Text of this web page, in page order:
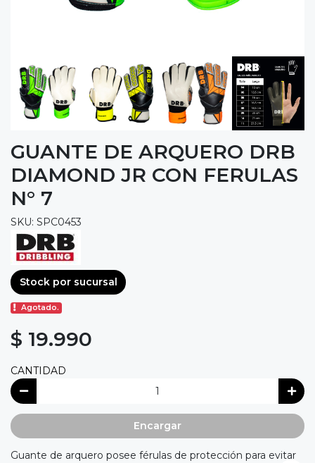
GUANTE DE ARQUERO DRB
DIAMOND JR CON FERULAS
N° 7
SKU: SPC0453
Stock por sucursal
Agotado.
$ 19.990
CANTIDAD
Encargar
Guante de arquero posee férulas de protección para evitar